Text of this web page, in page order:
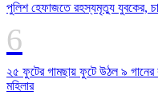
পুলিশ হেফাজতে রহস্যমৃত্যু যুবকের,
২৫ ফুটের গামছায় ফুটে উঠল ৯
মহিলার